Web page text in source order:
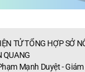
TỬ TỔNG HỢP SỞ
QUANG
Mạnh Duyệt -